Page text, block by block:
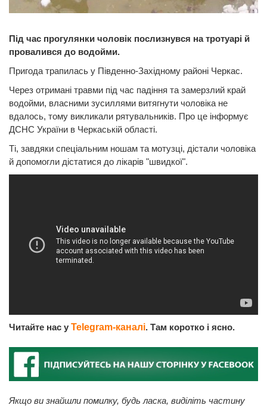
Під час прогулянки чоловік послизнувся на тротуарі й
провалився до водойми.
Пригода трапилась у Південно-Західному районі Черкас.
Через отримані травми під час падіння та замерзлий край
водойми, власними зусиллями витягнути чоловіка не
вдалось, тому викликали рятувальників. Про це інформує
ДСНС України в Черкаській області.
Ті, завдяки спеціальним ношам та мотузці, дістали чоловіка
й допомогли дістатися до лікарів "швидкої".
Читайте нас у Telegram-каналі. Там коротко і ясно.
Якщо ви знайшли помилку, будь ласка, виділіть частину